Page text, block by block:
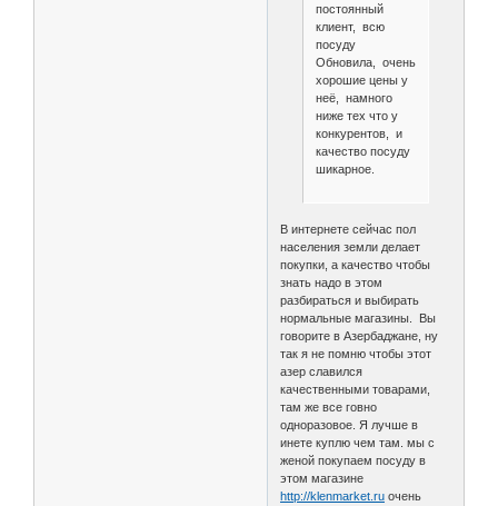
постоянный
клиент, всю
посуду
Обновила, очень
хорошие цены у
неё, намного
ниже тех что у
конкурентов, и
качество посуду
шикарное.
В интернете сейчас пол
населения земли делает
покупки, а качество чтобы
знать надо в этом
разбираться и выбирать
нормальные магазины. Вы
говорите в Азербаджане, ну
так я не помню чтобы этот
азер славился
качественными товарами,
там же все говно
одноразовое. Я лучше в
инете куплю чем там. мы с
женой покупаем посуду в
этом магазине
http://klenmarket.ru очень